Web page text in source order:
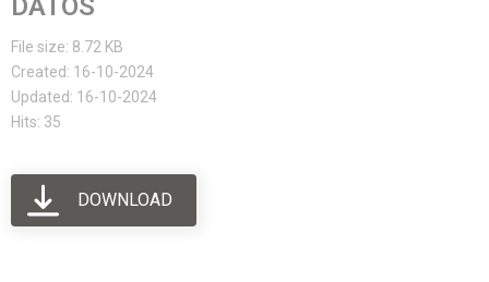
DATOS
File size: 8.72 KB
Created: 16-10-2024
Updated: 16-10-2024
Hits: 35
DOWNLOAD